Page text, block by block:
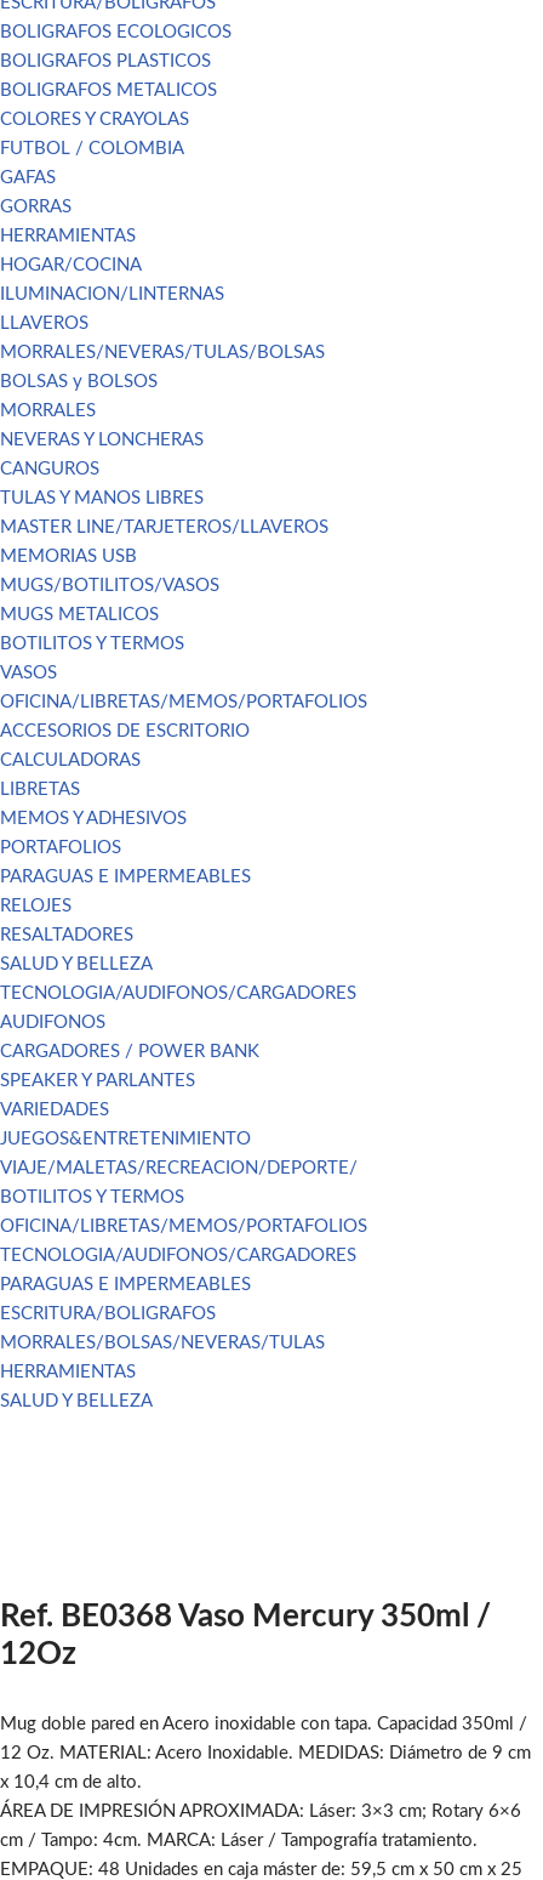
BOLIGRAFOS ECOLOGICOS
BOLIGRAFOS PLASTICOS
BOLIGRAFOS METALICOS
COLORES Y CRAYOLAS
FUTBOL / COLOMBIA
GAFAS
GORRAS
HERRAMIENTAS
HOGAR/COCINA
ILUMINACION/LINTERNAS
LLAVEROS
MORRALES/NEVERAS/TULAS/BOLSAS
BOLSAS y BOLSOS
MORRALES
NEVERAS Y LONCHERAS
CANGUROS
TULAS Y MANOS LIBRES
MASTER LINE/TARJETEROS/LLAVEROS
MEMORIAS USB
MUGS/BOTILITOS/VASOS
MUGS METALICOS
BOTILITOS Y TERMOS
VASOS
OFICINA/LIBRETAS/MEMOS/PORTAFOLIOS
ACCESORIOS DE ESCRITORIO
CALCULADORAS
LIBRETAS
MEMOS Y ADHESIVOS
PORTAFOLIOS
PARAGUAS E IMPERMEABLES
RELOJES
RESALTADORES
SALUD Y BELLEZA
TECNOLOGIA/AUDIFONOS/CARGADORES
AUDIFONOS
CARGADORES / POWER BANK
SPEAKER Y PARLANTES
VARIEDADES
JUEGOS&ENTRETENIMIENTO
VIAJE/MALETAS/RECREACION/DEPORTE/
BOTILITOS Y TERMOS
OFICINA/LIBRETAS/MEMOS/PORTAFOLIOS
TECNOLOGIA/AUDIFONOS/CARGADORES
PARAGUAS E IMPERMEABLES
ESCRITURA/BOLIGRAFOS
MORRALES/BOLSAS/NEVERAS/TULAS
HERRAMIENTAS
SALUD Y BELLEZA
Ref. BE0368 Vaso Mercury 350ml /
12Oz
Mug doble pared en Acero inoxidable con tapa. Capacidad 350ml /
12 Oz. MATERIAL: Acero Inoxidable. MEDIDAS: Diámetro de 9 cm
x 10,4 cm de alto.
ÁREA DE IMPRESIÓN APROXIMADA: Láser: 3×3 cm; Rotary 6×6
cm / Tampo: 4cm. MARCA: Láser / Tampografía tratamiento.
EMPAQUE: 48 Unidades en caja máster de: 59,5 cm x 50 cm x 25